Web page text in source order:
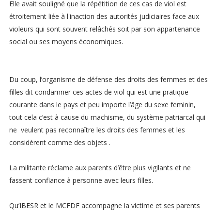
Elle avait souligné que la répétition de ces cas de viol est
étroitement liée à l'inaction des autorités judiciaires face aux
violeurs qui sont souvent relâchés soit par son appartenance
social ou ses moyens économiques.
Du coup, l’organisme de défense des droits des femmes et des
filles dit condamner ces actes de viol qui est une pratique
courante dans le pays et peu importe l’âge du sexe feminin,
tout cela c’est à cause du machisme, du système patriarcal qui
ne veulent pas reconnaître les droits des femmes et les
considèrent comme des objets .
La militante réclame aux parents d’être plus vigilants et ne
fassent confiance à personne avec leurs filles.
Qu’IBESR et le MCFDF accompagne la victime et ses parents